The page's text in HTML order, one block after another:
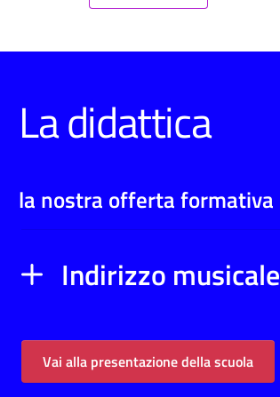
La didattica
la nostra offerta formativa
Indirizzo musicale
Vai alla presentazione della scuola